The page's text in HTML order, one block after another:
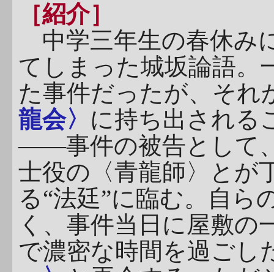
［紹介］
中学三年生の春休み
てしまった城坂論語。
た事件だったが、それ
龍会〉 に持ち出される
――事件の被告として
士役の〈青龍師〉とが
る“法廷”に臨む。自ら
く、事件当日に屋敷の
で濃密な時間を過ごし